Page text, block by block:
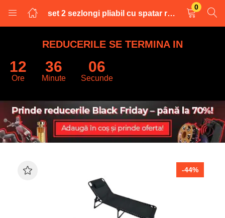
set 2 sezlongi pliabil cu spatar reglabil si perna, 190x56x83cm
0
LOGARE
INREGISTRARE
Introduceti numele de utilizator și parola pentru a va autentifica.
Parola uitata?
REDUCERILE SE TERMINA IN
12
Ore
36
Minute
06
Secunde
-44%